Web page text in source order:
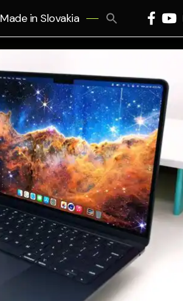
Made in Slovakia
Search